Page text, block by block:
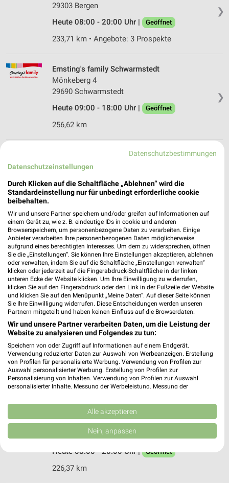
❯
29303 Bergen
Heute 08:00 - 20:00 Uhr |
Geöffnet
233,71 km • Angebote: 3 Prospekte
❯
Ernsting's family Schwarmstedt
Mönkeberg 4
29690 Schwarmstedt
Heute 09:00 - 18:00 Uhr |
Geöffnet
256,62 km
Rossmann Schwarmstedt
Mönkeberg 4A
Heute 08:00 - 20:00 Uhr | Geöffnet
256,59 km • Angebote: 3 Prospekte
Rossmann Wietze
Hornbosteler Str. 3
29323 Wietze
Heute 08:30 - 16:00 Uhr | Geöffnet
241,65 km • Angebote: 3 Prospekte
Rossmann Winsen
Poststr. 13
29308 Winsen
Heute 08:00 - 18:00 Uhr | Geöffnet
236,72 km • Angebote: 3 Prospekte
❯
Ernsting's family Hermannsburg
Celler Straße 18
29320 Hermannsburg
Heute 08:00 - 20:00 Uhr | Geöffnet
226,37 km
Datenschutzbestimmungen
Datenschutzeinstellungen
Durch Klicken auf die Schaltfläche „Ablehnen“ wird die
Standardeinstellung nur für unbedingt erforderliche cookie
beibehalten.
Wir und unsere Partner speichern und/oder greifen auf Informationen auf
einem Gerät zu, wie z. B. eindeutige IDs in cookie und anderen
Browserspeichern, um personenbezogene Daten zu verarbeiten. Einige
Anbieter verarbeiten Ihre personenbezogenen Daten möglicherweise
aufgrund eines berechtigten Interesses. Um dem zu widersprechen, öffnen
Sie die „Einstellungen“. Sie können Ihre Einstellungen akzeptieren, ablehnen
oder verwalten, indem Sie auf die Schaltfläche „Einstellungen verwalten“
klicken oder jederzeit auf die Fingerabdruck-Schaltfläche in der linken
unteren Ecke der Website klicken. Um Ihre Einwilligung zu widerrufen,
klicken Sie auf den Fingerabdruck oder den Link in der Fußzeile der Website
und klicken Sie auf den Menüpunkt „Meine Daten“. Auf dieser Seite können
Sie Ihre Einwilligung widerrufen. Diese Entscheidungen werden unseren
Partnern mitgeteilt und haben keinen Einfluss auf die Browserdaten.
Wir und unsere Partner verarbeiten Daten, um die Leistung der
Website zu analysieren und Folgendes zu tun:
Speichern von oder Zugriff auf Informationen auf einem Endgerät.
Verwendung reduzierter Daten zur Auswahl von Werbeanzeigen. Erstellung
von Profilen für personalisierte Werbung. Verwendung von Profilen zur
Auswahl personalisierter Werbung. Erstellung von Profilen zur
Personalisierung von Inhalten. Verwendung von Profilen zur Auswahl
personalisierter Inhalte. Messung der Werbeleistung. Messung der
Kombinationen von Daten aus verschiedenen Quellen. Entwicklung und
Verbesserung der Angebote. Verwendung reduzierter Daten zur Auswahl
von Inhalten.
Daten können außerhalb der Europäischen Union weitergegeben und in die
Website/App.
Partnerliste anzeigen (1 IAB-Anbieter)
Alle akzeptieren
Nein, anpassen